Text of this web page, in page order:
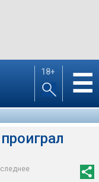
18+ ☰